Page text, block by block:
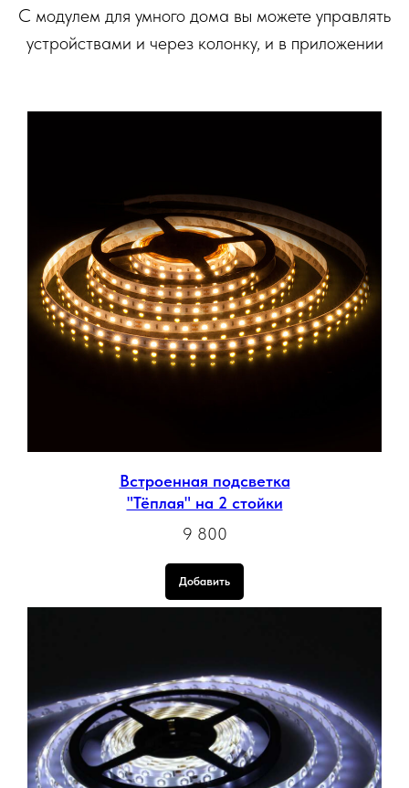
С модулем для умного дома вы можете управлять
устройствами и через колонку, и в приложении
Встроенная подсветка
"Тёплая" на 2 стойки
9 800
Добавить